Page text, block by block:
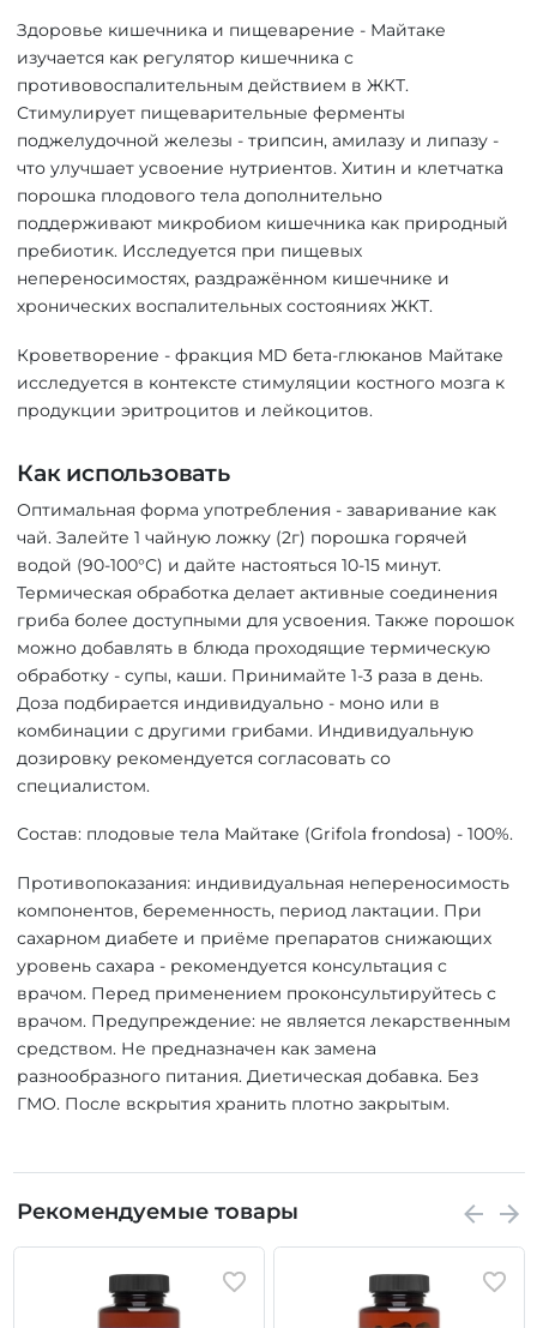
Здоровье кишечника и пищеварение - Майтаке
изучается как регулятор кишечника с
противовоспалительным действием в ЖКТ.
Стимулирует пищеварительные ферменты
поджелудочной железы - трипсин, амилазу и липазу -
что улучшает усвоение нутриентов. Хитин и клетчатка
порошка плодового тела дополнительно
поддерживают микробиом кишечника как природный
пребиотик. Исследуется при пищевых
непереносимостях, раздражённом кишечнике и
хронических воспалительных состояниях ЖКТ.
Кроветворение - фракция MD бета-глюканов Майтаке
исследуется в контексте стимуляции костного мозга к
продукции эритроцитов и лейкоцитов.
Как использовать
Оптимальная форма употребления - заваривание как
чай. Залейте 1 чайную ложку (2г) порошка горячей
водой (90-100°С) и дайте настояться 10-15 минут.
Термическая обработка делает активные соединения
гриба более доступными для усвоения. Также порошок
можно добавлять в блюда проходящие термическую
обработку - супы, каши. Принимайте 1-3 раза в день.
Доза подбирается индивидуально - моно или в
комбинации с другими грибами. Индивидуальную
дозировку рекомендуется согласовать со
специалистом.
Состав: плодовые тела Майтаке (Grifola frondosa) - 100%.
Противопоказания: индивидуальная непереносимость
компонентов, беременность, период лактации. При
сахарном диабете и приёме препаратов снижающих
уровень сахара - рекомендуется консультация с
врачом. Перед применением проконсультируйтесь с
врачом. Предупреждение: не является лекарственным
средством. Не предназначен как замена
разнообразного питания. Диетическая добавка. Без
ГМО. После вскрытия хранить плотно закрытым.
Рекомендуемые товары